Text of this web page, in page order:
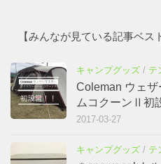
【みんなが見ている記事ベス
キャンプグッズ / テ
Coleman ウェ
ムコクーンⅡ初
2017-03-27
キャンプグッズ / テ